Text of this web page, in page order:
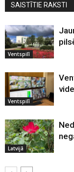
SAISTĪTIE RAKSTI
Ventspilī
Ventspilī
Latvijā